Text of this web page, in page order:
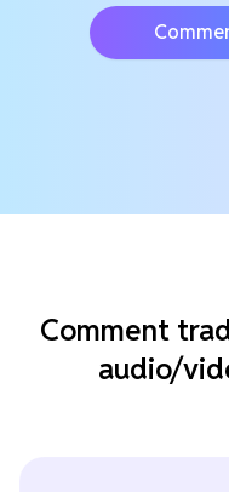
Comment
audio/